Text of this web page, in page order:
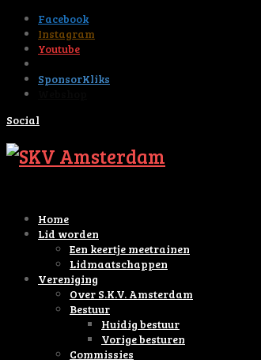
Facebook
Instagram
Youtube
SponsorKliks
Social
Home
Lid worden
Een keertje meetrainen
Lidmaatschappen
Vereniging
Over S.K.V. Amsterdam
Bestuur
Huidig bestuur
Vorige besturen
Commissies